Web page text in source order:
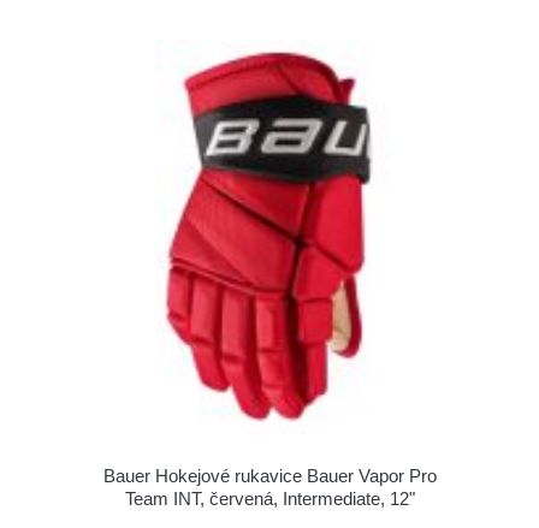
Bauer Hokejové rukavice Bauer Vapor Pro
Team INT, červená, Intermediate, 12"